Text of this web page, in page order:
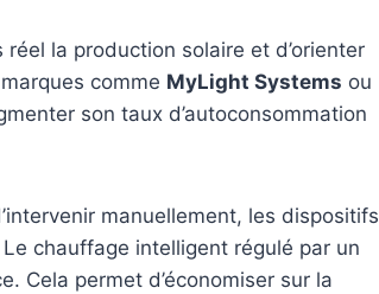
la production solaire et d’orienter
comme MyLight Systems ou
son taux d’autoconsommation
manuellement, les dispositifs
chauffage intelligent régulé par un
Cela permet d’économiser sur la